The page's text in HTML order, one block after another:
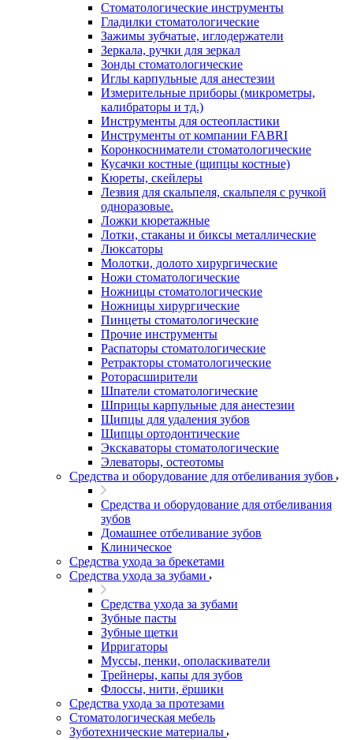
Стоматологические инструменты
Гладилки стоматологические
Зажимы зубчатые, иглодержатели
Зеркала, ручки для зеркал
Зонды стоматологические
Иглы карпульные для анестезии
Измерительные приборы (микрометры,
калибраторы и тд.)
Инструменты для остеопластики
Инструменты от компании FABRI
Коронкосниматели стоматологические
Кусачки костные (щипцы костные)
Кюреты, скейлеры
Лезвия для скальпеля, скальпеля с ручкой
одноразовые.
Ложки кюретажные
Лотки, стаканы и биксы металлические
Люксаторы
Молотки, долото хирургические
Ножи стоматологические
Ножницы стоматологические
Ножницы хирургические
Пинцеты стоматологические
Прочие инструменты
Распаторы стоматологические
Ретракторы стоматологические
Роторасширители
Шпатели стоматологические
Шприцы карпульные для анестезии
Щипцы для удаления зубов
Щипцы ортодонтические
Экскаваторы стоматологические
Элеваторы, остеотомы
Средства и оборудование для отбеливания зубов
Средства и оборудование для отбеливания
зубов
Домашнее отбеливание зубов
Клиническое
Средства ухода за брекетами
Средства ухода за зубами
Средства ухода за зубами
Зубные пасты
Зубные щетки
Ирригаторы
Муссы, пенки, ополаскиватели
Трейнеры, капы для зубов
Флоссы, нити, ёршики
Средства ухода за протезами
Стоматологическая мебель
Зуботехнические материалы